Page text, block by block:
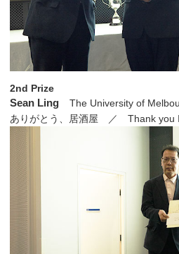
2nd Prize
Sean Ling
The University of
ありがとう、居酒屋 ／ Thank you